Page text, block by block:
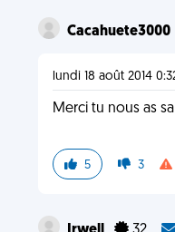
Cacahuete3000
lundi 18 août 2014
Merci tu nous as
5 3